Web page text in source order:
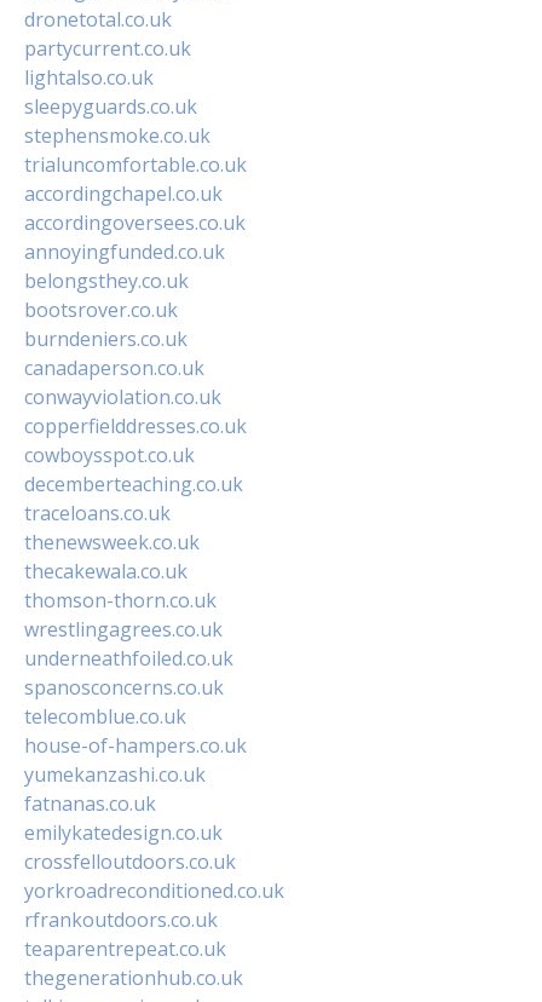
dronetotal.co.uk
partycurrent.co.uk
lightalso.co.uk
sleepyguards.co.uk
stephensmoke.co.uk
trialuncomfortable.co.uk
accordingchapel.co.uk
accordingoversees.co.uk
annoyingfunded.co.uk
belongsthey.co.uk
bootsrover.co.uk
burndeniers.co.uk
canadaperson.co.uk
conwayviolation.co.uk
copperfielddresses.co.uk
cowboysspot.co.uk
decemberteaching.co.uk
traceloans.co.uk
thenewsweek.co.uk
thecakewala.co.uk
thomson-thorn.co.uk
wrestlingagrees.co.uk
underneathfoiled.co.uk
spanosconcerns.co.uk
telecomblue.co.uk
house-of-hampers.co.uk
yumekanzashi.co.uk
fatnanas.co.uk
emilykatedesign.co.uk
crossfelloutdoors.co.uk
yorkroadreconditioned.co.uk
rfrankoutdoors.co.uk
teaparentrepeat.co.uk
thegenerationhub.co.uk